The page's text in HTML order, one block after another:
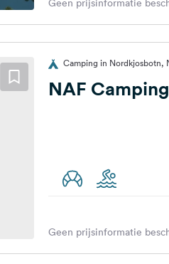
Geen prijsinformatie
Camping in Nordkjosbotn,
NAF
Geen prijsinformatie